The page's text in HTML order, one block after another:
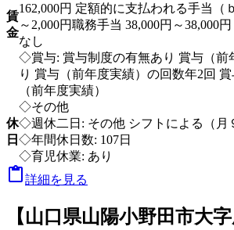
賃
金
162,000円 定額的に支払われる手当（
～2,000円職務手当 38,000円～38,000
なし
◇賞与: 賞与制度の有無あり 賞与（前
り 賞与（前年度実績）の回数年2回
（前年度実績）
休
日
◇その他
◇週休二日: その他 シフトによる（月
◇年間休日数: 107日
◇育児休業: あり
詳細を見る
【山口県山陽小野田市大